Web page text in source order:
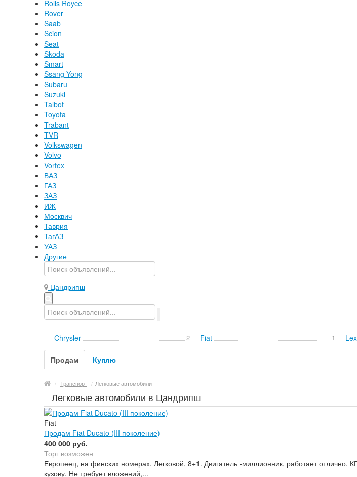
Rolls Royce
Rover
Saab
Scion
Seat
Skoda
Smart
Ssang Yong
Subaru
Suzuki
Talbot
Toyota
Trabant
TVR
Volkswagen
Volvo
Vortex
ВАЗ
ГАЗ
ЗАЗ
ИЖ
Москвич
Таврия
ТагАЗ
УАЗ
Другие
Цандрипш
Chrysler 2 Fiat 1
Продам Куплю
/ Транспорт / Легковые автомобили
Легковые автомобили в Цандрипш
Fiat
Продам Fiat Ducato (III поколение)
400 000 руб.
Торг возможен
Европеец, на финских номерах. Легковой, 8+1. Двигатель -миллионник, работает отлично.
кузову. Не требует вложений,...